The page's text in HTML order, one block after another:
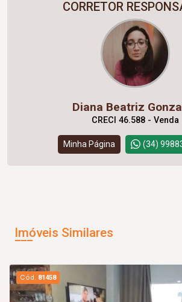
CORRETOR
Diana Beatriz
CRECI 46.588 - Venda
Minha Página (34)
Imóveis Similares
Cód. 81458